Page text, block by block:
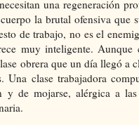
una regeneración
la brutal ofensiva que
de trabajo, no es el
muy inteligente. Aunque
obrera que un día llegó a
clase trabajadora
y de mojarse, alérgica a